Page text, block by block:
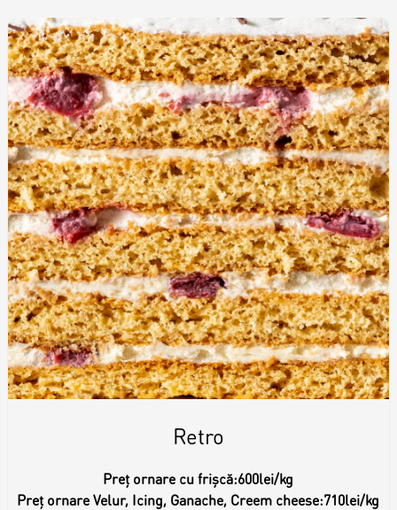
Retro
Preț ornare cu frișcă:600lei/kg
Preț ornare Velur, Icing, Ganache, Creem cheese:710lei/kg